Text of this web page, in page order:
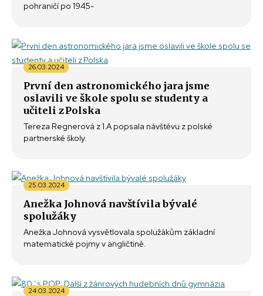
pohraničí po 1945-
První den astronomického jara jsme
oslavili ve škole spolu se studenty a
učiteli z Polska
26.03.2024
Tereza Regnerová z 1.A popsala návštěvu z polské
partnerské školy.
Anežka Johnová navštívila bývalé
spolužáky
25.03.2024
Anežka Johnová vysvětlovala spolužákům základní
matematické pojmy v angličtině.
24.03.2024